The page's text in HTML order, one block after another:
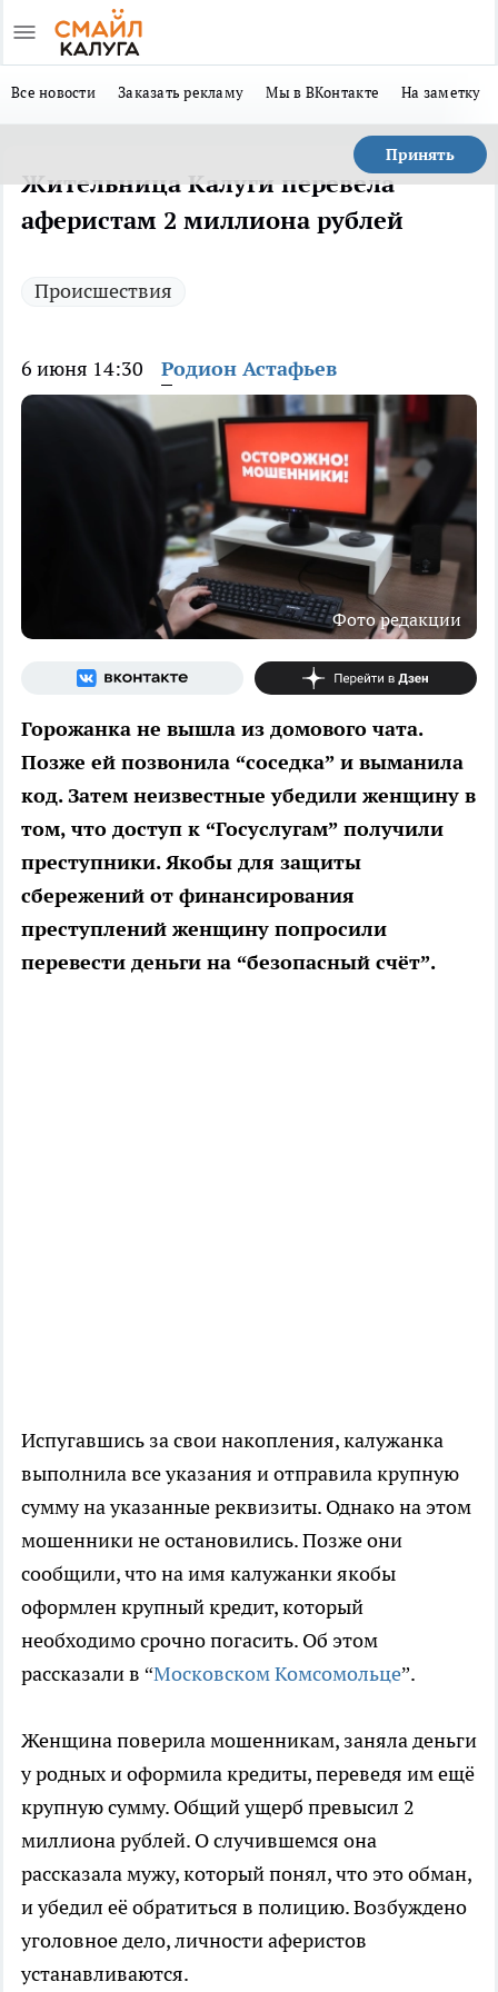
Все новости Заказать рекламу Мы в ВКонтакте На заметку
Принять
Жительница Калуги перевела
аферистам 2 миллиона рублей
Происшествия
6 июня 14:30 Родион Астафьев
Фото редакции
Горожанка не вышла из домового чата.
Позже ей позвонила “соседка” и выманила
код. Затем неизвестные убедили женщину в
том, что доступ к “Госуслугам” получили
преступники. Якобы для защиты
сбережений от финансирования
преступлений женщину попросили
перевести деньги на “безопасный счёт”.
Испугавшись за свои накопления, калужанка
выполнила все указания и отправила крупную
сумму на указанные реквизиты. Однако на этом
мошенники не остановились. Позже они
сообщили, что на имя калужанки якобы
оформлен крупный кредит, который
необходимо срочно погасить. Об этом
рассказали в “Московском Комсомольце”.
Женщина поверила мошенникам, заняла деньги
у родных и оформила кредиты, переведя им ещё
крупную сумму. Общий ущерб превысил 2
миллиона рублей. О случившемся она
рассказала мужу, который понял, что это обман,
и убедил её обратиться в полицию. Возбуждено
уголовное дело, личности аферистов
устанавливаются.